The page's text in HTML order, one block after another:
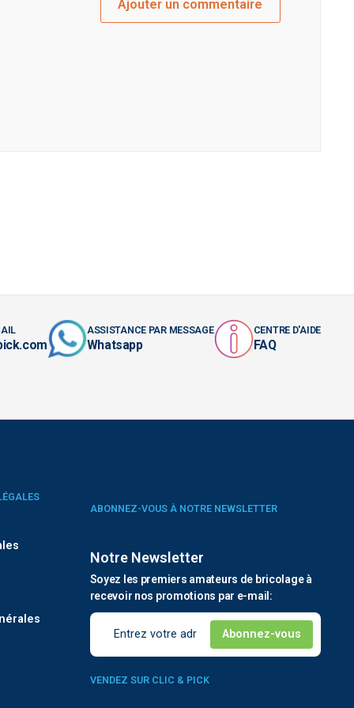
Ajouter un commentaire
ASSISTANCE PAR MESSAGE
Whatsapp
CENTRE D'AIDE
FAQ
ABONNEZ-VOUS À NOTRE NEWSLETTER
Notre Newsletter
Soyez les premiers amateurs de bricolage à
recevoir nos promotions par e-mail:
VENDEZ SUR CLIC & PICK